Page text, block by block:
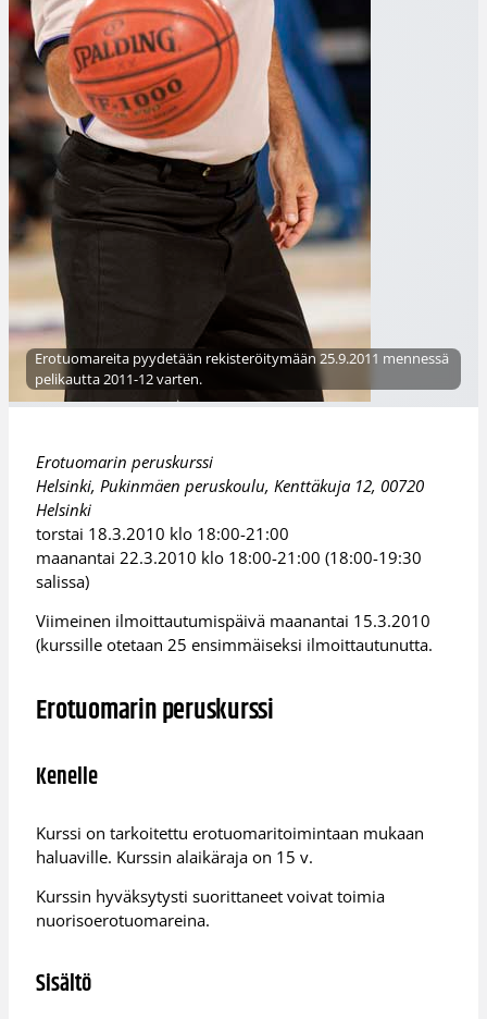
Erotuomareita pyydetään rekisteröitymään 25.9.2011 mennessä
pelikautta 2011-12 varten.
Erotuomarin peruskurssi
Helsinki, Pukinmäen peruskoulu, Kenttäkuja 12, 00720
Helsinki
torstai 18.3.2010 klo 18:00-21:00
maanantai 22.3.2010 klo 18:00-21:00 (18:00-19:30
salissa)
Viimeinen ilmoittautumispäivä maanantai 15.3.2010
(kurssille otetaan 25 ensimmäiseksi ilmoittautunutta.
Erotuomarin peruskurssi
Kenelle
Kurssi on tarkoitettu erotuomaritoimintaan mukaan
haluaville. Kurssin alaikäraja on 15 v.
Kurssin hyväksytysti suorittaneet voivat toimia
nuorisoerotuomareina.
Sisältö